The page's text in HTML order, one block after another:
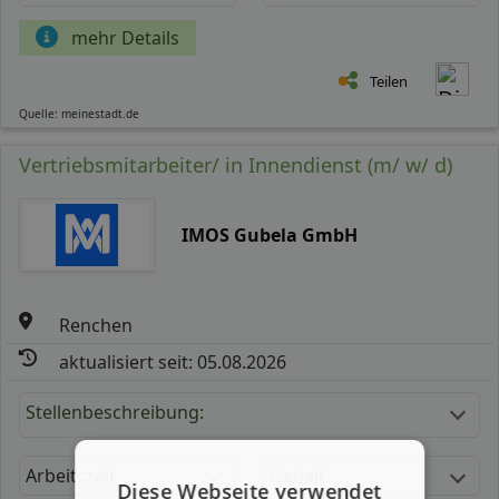
mehr Details
Teilen
Quelle: meinestadt.de
Vertriebsmitarbeiter/ in Innendienst (m/ w/ d)
IMOS Gubela GmbH
Renchen
aktualisiert seit: 05.08.2026
Stellenbeschreibung:
Arbeitszeit
Diese Webseite verwendet